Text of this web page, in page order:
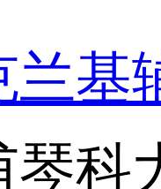
兰基
琴科